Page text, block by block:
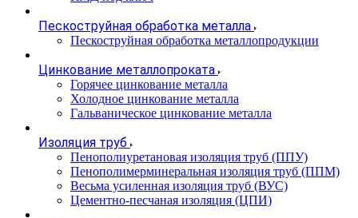
Пескоструйная обработка металла
Пескоструйная обработка металлопродукции
Цинкование металлопроката
Горячее цинкование металла
Холодное цинкование металла
Гальваническое цинкование металла
Изоляция труб
Пенополиуретановая изоляция труб (ППУ)
Пенополимерминеральная изоляция труб (ППМ)
Весьма усиленная изоляция труб (ВУС)
Цементно-песчаная изоляция (ЦПИ)